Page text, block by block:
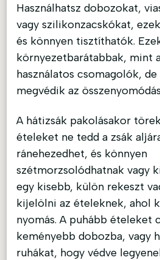
Használhatsz dobozokat,
vagy szilikonzacskókat,
és könnyen tisztíthatók.
környezetbarátabbak, mint
használatos csomagolók,
megvédik az
A hátizsák pakolásakor
ételeket ne tedd a zsák
ránehezedhet, és könnyen
szétmorzsolódhatnak vagy
egy kisebb, külön rekeszt
kijelölni az ételeknek, ahol
nyomás. A puhább ételeket
keményebb dobozba, vagy
ruhákat, hogy védve